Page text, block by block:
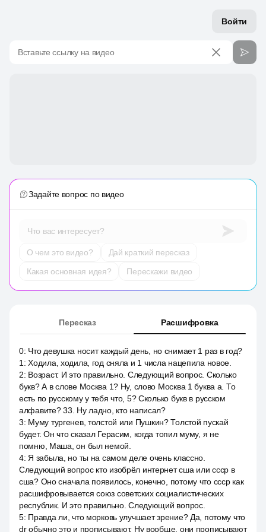
Войти
Вставьте ссылку на видео
Задайте вопрос по видео
Что вас интересует?
О чем это видео?
Дай краткий пересказ
Какая основная идея?
Перескажи видео
Пересказ Расшифровка
0: Что девушка носит каждый день, но снимает 1 раз в год?
1 :Ходила, ходила, год сняла и 1 числа нацепила новое.
2: Возраст. И это правильно. Следующий вопрос. Сколько
букв? А в слове Москва 1? Ну, слово Москва 1 буква а. То
есть по русскому у тебя что, 5? Сколько букв в русском
алфавите? 33. Ну ладно, кто написал?
3: Муму тургенев, толстой или Пушкин? Толстой пускай
будет. Он что сказал Герасим, когда топил муму, я не
помню, Маша, он был немой.
4: Я забыла, но ты на самом деле очень классно.
Следующий вопрос кто изобрёл интернет сша или ссср в
сша? Оно сначала появилось, конечно, потому что ссср как
расшифровывается союз советских социалистических
республик. И это правильно. Следующий вопрос.
5: Правда ли, что морковь улучшает зрение? Да, потому что
dr обычно это и прописывают. Ну вообще, они прописывают